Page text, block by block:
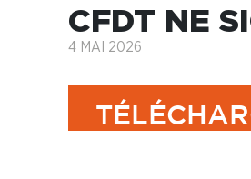
CFDT NE
4 MAI 2026